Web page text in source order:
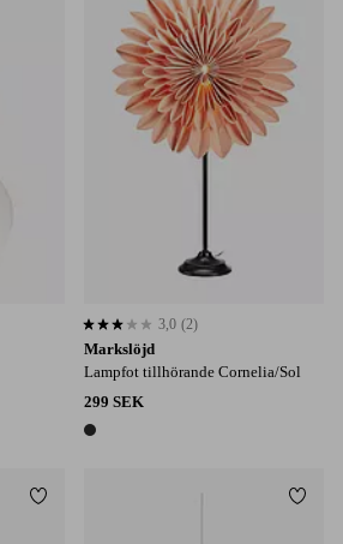
Markslöjd
Lampfot tillhörande Cornelia/Sol
299 SEK
1 färg
3,0 baserat på 2 st betyg
3,0 (2)
Lägg till i favoriter